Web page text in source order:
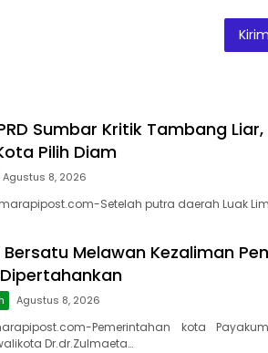
Sumbar Kritik Tambang
Pilih Diam
Agustus 8, 2026
marapipost.com-Setelah putra daerah Luak
Melawan Kezaliman
Agustus 8, 2026
marapipost.com-Pemerintahan kota
Dr.dr.Zulmaeta…